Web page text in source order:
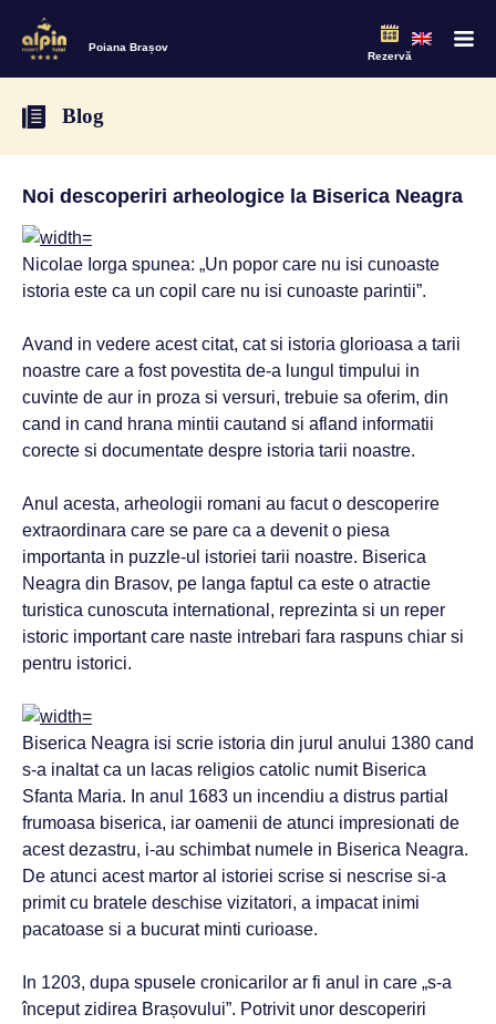
Poiana Brașov
Rezervă
Blog
Noi descoperiri arheologice la Biserica Neagra
Nicolae Iorga spunea: „Un popor care nu isi cunoaste
istoria este ca un copil care nu isi cunoaste parintii”.
Avand in vedere acest citat, cat si istoria glorioasa a tarii
noastre care a fost povestita de-a lungul timpului in
cuvinte de aur in proza si versuri, trebuie sa oferim, din
cand in cand hrana mintii cautand si afland informatii
corecte si documentate despre istoria tarii noastre.
Anul acesta, arheologii romani au facut o descoperire
extraordinara care se pare ca a devenit o piesa
importanta in puzzle-ul istoriei tarii noastre. Biserica
Neagra din Brasov, pe langa faptul ca este o atractie
turistica cunoscuta international, reprezinta si un reper
istoric important care naste intrebari fara raspuns chiar si
pentru istorici.
Biserica Neagra isi scrie istoria din jurul anului 1380 cand
s-a inaltat ca un lacas religios catolic numit Biserica
Sfanta Maria. In anul 1683 un incendiu a distrus partial
frumoasa biserica, iar oamenii de atunci impresionati de
acest dezastru, i-au schimbat numele in Biserica Neagra.
De atunci acest martor al istoriei scrise si nescrise si-a
primit cu bratele deschise vizitatori, a impacat inimi
pacatoase si a bucurat minti curioase.
In 1203, dupa spusele cronicarilor ar fi anul in care „s-a
început zidirea Brașovului”. Potrivit unor descoperiri